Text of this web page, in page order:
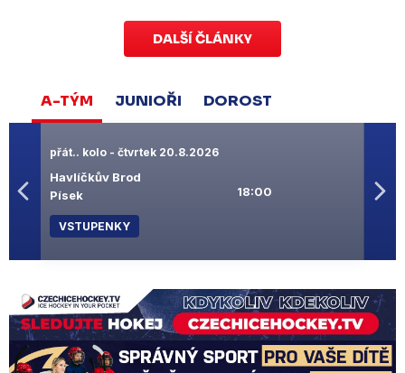
DALŠÍ ČLÁNKY
A-TÝM JUNIOŘI DOROST
přát.. kolo - čtvrtek 20.8.2026
Havlíčkův Brod
Písek
VSTUPENKY
18:00